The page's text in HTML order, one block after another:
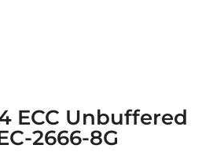
ECC Unbuffered
2666-8G